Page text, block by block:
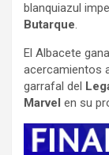
blanquiazul
Butarque.
El Albacete
acercamientos
garrafal del
Marvel en su